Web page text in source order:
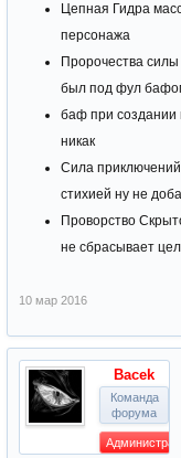
Цепная Гидра
персонажа
Пророчества
был под фул
баф при создании
никак
Сила
стихией ну не
Проворство
не сбрасывает
10 мар 2016
Bacek
Команда
форума